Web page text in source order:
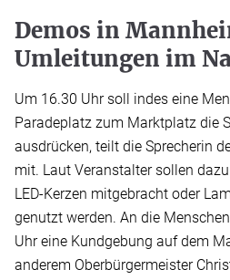
Demos in
Umleitungen im
Um 16.30 Uhr soll indes eine
Paradeplatz zum Marktplatz die
ausdrücken, teilt die Sprecherin
mit. Laut Veranstalter sollen
LED-Kerzen mitgebracht oder
genutzt werden. An die
Uhr eine Kundgebung auf dem
anderem Oberbürgermeister